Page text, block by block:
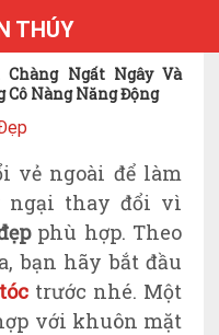
THÚY
Ngất Ngây Và
Nàng Năng Động
vẻ ngoài để làm
ngại thay đổi vì
phù hợp. Theo
bạn hãy bắt đầu
trước nhé. Một
với khuôn mặt